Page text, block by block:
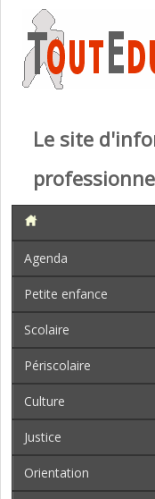
Le site
Agenda
Petite enfance
Scolaire
Périscolaire
Culture
Justice
Orientation